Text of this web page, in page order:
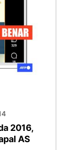
2016,
AS